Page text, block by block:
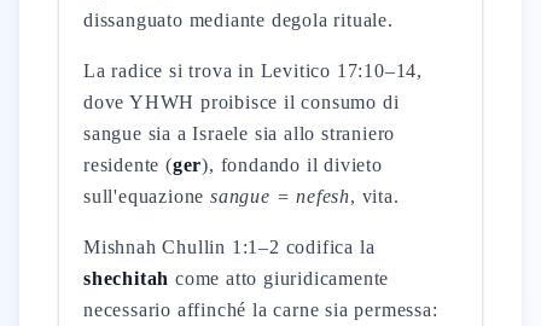
dissanguato mediante degola rituale.
La radice si trova in Levitico 17:10–14,
dove YHWH proibisce il consumo di
sangue sia a Israele sia allo straniero
residente (ger), fondando il divieto
sull'equazionesangue = nefesh, vita.
Mishnah Chullin 1:1–2 codifica la
shechitah come atto giuridicamente
necessario affinché la carne sia permessa: